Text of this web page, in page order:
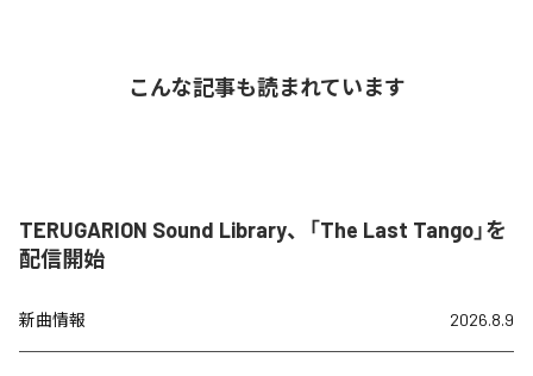
こんな記事も読まれています
TERUGARION Sound Library、「The Last Tango」を
配信開始
新曲情報 2026.8.9